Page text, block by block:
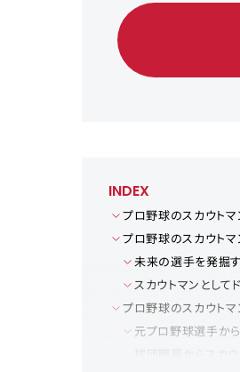
INDEX
プロ野球のスカウトマ
プロ野球のスカウト
未来の選手を発掘
スカウトマンとして
プロ野球のスカウト
元プロ野球選手か